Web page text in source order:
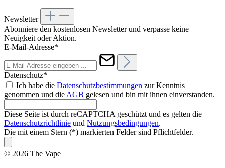
Newsletter
Abonniere den kostenlosen Newsletter und verpasse keine
Neuigkeit oder Aktion.
E-Mail-Adresse*
Datenschutz*
Ich habe die Datenschutzbestimmungen zur Kenntnis
genommen und die AGB gelesen und bin mit ihnen einverstanden.
Diese Seite ist durch reCAPTCHA geschützt und es gelten die
Datenschutzrichtlinie und Nutzungsbedingungen.
Die mit einem Stern (*) markierten Felder sind Pflichtfelder.
© 2026 The Vape